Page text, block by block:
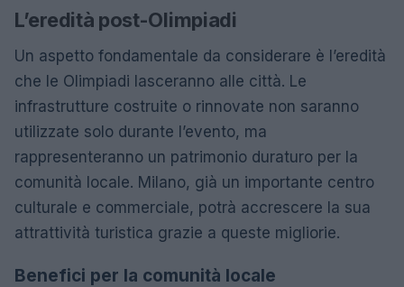
L’eredità post-Olimpiadi
Un aspetto fondamentale da considerare è l’eredità
che le Olimpiadi lasceranno alle città. Le
infrastrutture costruite o rinnovate non saranno
utilizzate solo durante l’evento, ma
rappresenteranno un patrimonio duraturo per la
comunità locale. Milano, già un importante centro
culturale e commerciale, potrà accrescere la sua
attrattività turistica grazie a queste migliorie.
Benefici per la comunità locale